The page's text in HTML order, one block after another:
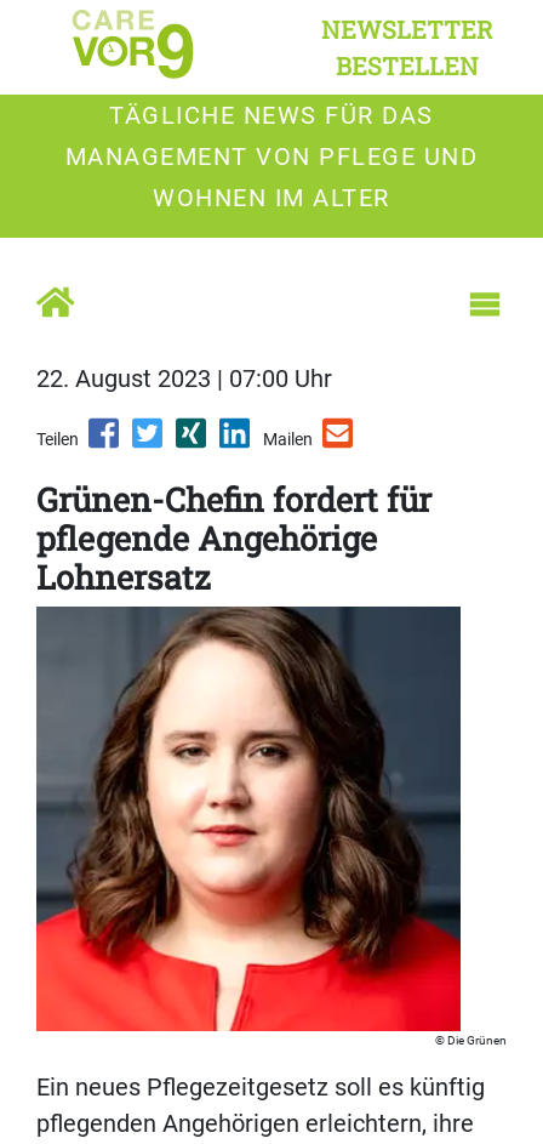
NEWSLETTER
BESTELLEN
TÄGLICHE NEWS FÜR DAS
MANAGEMENT VON PFLEGE UND
WOHNEN IM ALTER
22. August 2023 | 07:00 Uhr
Teilen Mailen
Grünen-Chefin fordert für
pflegende Angehörige
Lohnersatz
Die Grünen
Ein neues Pflegezeitgesetz soll es künftig
pflegenden Angehörigen erleichtern, ihre